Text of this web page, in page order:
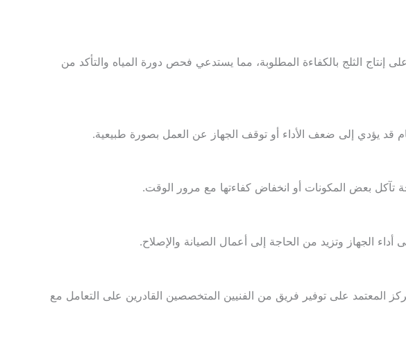
إنتاج الثلج بالكفاءة المطلوبة، مما يستدعي فحص دورة المياه والتأكد من
قد يؤدي إلى ضعف الأداء أو توقف الجهاز عن العمل بصورة طبيعية.
تآكل بعض المكونات أو انخفاض كفاءتها مع مرور الوقت.
الجهاز وتزيد من الحاجة إلى أعمال الصيانة والإصلاح.
المعتمد على توفير فريق من الفنيين المتخصصين القادرين على التعامل مع